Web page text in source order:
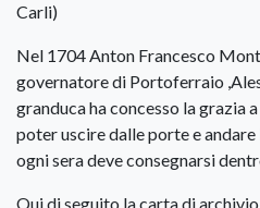
Carli)
Nel 1704 Anton Francesco
governatore di Portoferraio
granduca ha concesso la grazia
poter uscire dalle porte e
ogni sera deve consegnarsi
Qui di seguito la carta di